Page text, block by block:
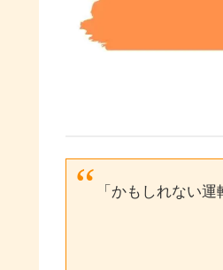
「かもしれない